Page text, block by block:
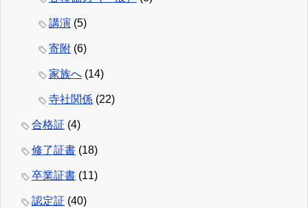
講演 (5)
寄附 (6)
家族へ (14)
寺社関係 (22)
合格証 (4)
修了証書 (18)
卒業証書 (11)
認定証 (40)